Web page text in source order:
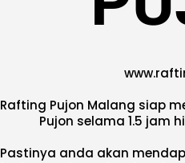
Rafting Pujon Malang siap
Pujon selama 1.5 jam
Pastinya anda akan